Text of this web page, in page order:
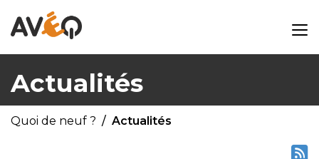
Actualités
Quoi de neuf ? Actualités